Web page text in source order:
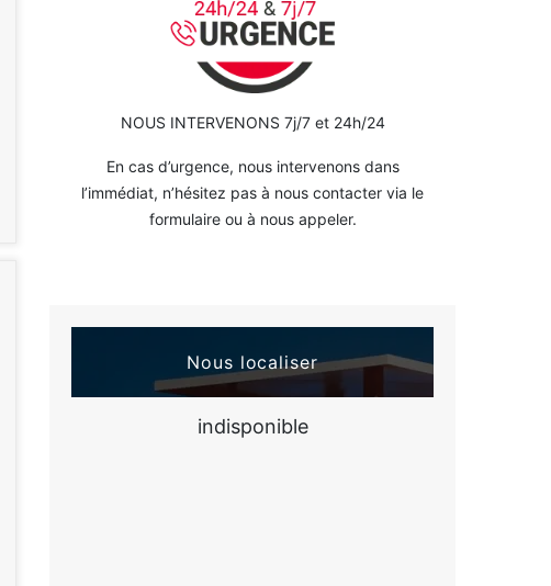
NOUS INTERVENONS 7j/7 et 24h/24
En cas d’urgence, nous intervenons dans
l’immédiat, n’hésitez pas à nous contacter via le
formulaire ou à nous appeler.
Nous localiser
indisponible